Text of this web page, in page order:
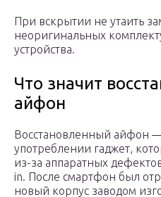
При вскрытии не утаить
неоригинальных
устройства.
Что значит
айфон
Восстановленный айфон
употреблении гаджет,
из-за аппаратных
in. После смартфон был
новый корпус заводом